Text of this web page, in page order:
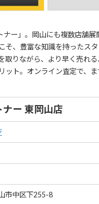
ー」。岡山にも複数店舗
そ、豊富な知識を持ったス
取りながら、より早く売れ
ット。オンライン査定で、
ー 東岡山店
市中区下255-8